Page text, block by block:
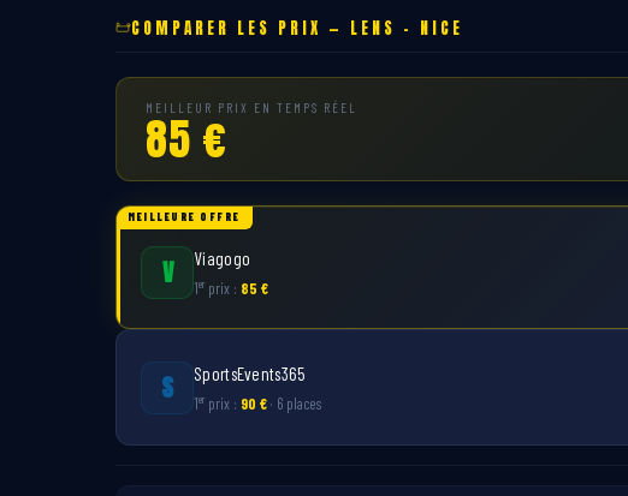
COMPARER LES PRIX — LENS – NICE
MEILLEUR PRIX EN TEMPS RÉEL
85 €
MEILLEURE OFFRE
V Viagogo
1er prix : 85 €
S SportsEvents365
1er prix : 90 €· 6 places